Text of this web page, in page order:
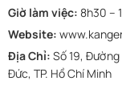
Giờ làm việc: 8h30 –
Website:
Địa Chỉ: Số 19, Đường
Đức, TP. Hồ Chí Minh